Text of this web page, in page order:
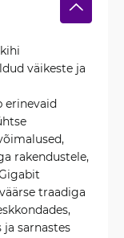
väikeste ja
erinevaid
rakendustele,
traadiga
sarnastes